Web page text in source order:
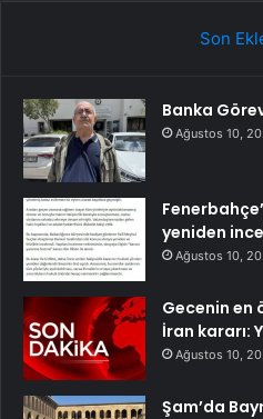
Son
Banka
Ağustos 10,
yeniden
Ağustos 10,
Gecenin en
İran kararı:
Ağustos 10,
Şam’da